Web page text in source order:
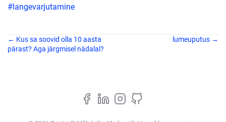
#langevarjutamine
← Kus sa soovid olla 10 aasta
pärast? Aga järgmisel nädalal?
lumeuputus →